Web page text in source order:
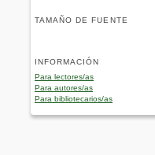
TAMAÑO DE FUENTE
INFORMACIÓN
Para lectores/as
Para autores/as
Para bibliotecarios/as